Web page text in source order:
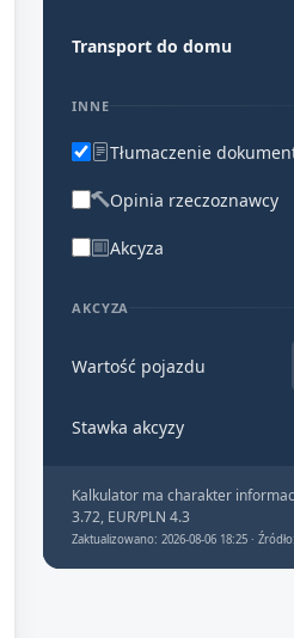
Transport do domu
INNE
Tłumaczenie
Opinia rzeczoznawcy
Akcyza
AKCYZA
Wartość pojazdu
Stawka akcyzy
Kalkulator ma charakter
3.72, EUR/PLN 4.3
Zaktualizowano: 2026-08-06 18:25 · Źródło: